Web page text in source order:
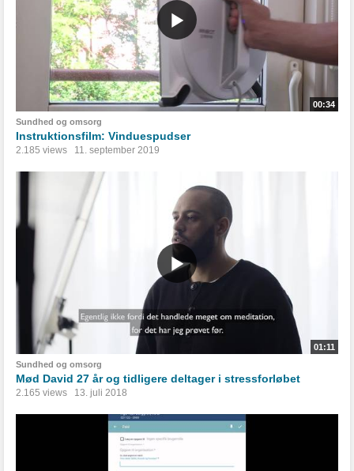
00:34
Sundhed og omsorg
Instruktionsfilm: Vinduespudser
2.185 views 11. september 2019
01:11
Sundhed og omsorg
Mød David 27 år og tidligere deltager i stressforløbet
2.165 views 13. juli 2018